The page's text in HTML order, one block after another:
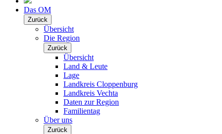
Das OM
Zurück
Übersicht
Die Region
Zurück
Übersicht
Land & Leute
Lage
Landkreis Cloppenburg
Landkreis Vechta
Daten zur Region
Familientag
Über uns
Zurück